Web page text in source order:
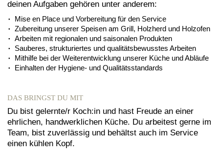
deinen Aufgaben gehören unter anderem:
Mise en Place und Vorbereitung für den Service
Zubereitung unserer Speisen am Grill, Holzherd und Holzofen
Arbeiten mit regionalen und saisonalen Produkten
Sauberes, strukturiertes und qualitätsbewusstes Arbeiten
Mithilfe bei der Weiterentwicklung unserer Küche und Abläufe
Einhalten der Hygiene- und Qualitätsstandards
DAS BRINGST DU MIT
Du bist gelernte/r Koch:in und hast Freude an einer
ehrlichen, handwerklichen Küche. Du arbeitest gerne im
Team, bist zuverlässig und behältst auch im Service
einen kühlen Kopf.